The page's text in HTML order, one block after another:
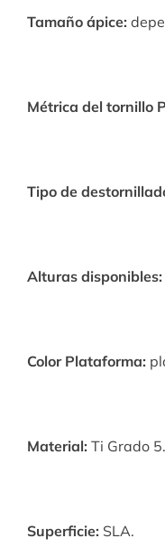
Tamaño ápice:
Métrica del tornillo
Tipo de
Alturas disponibles:
Color Plataforma:
Material: Ti Grado 5.
Superficie: SLA.